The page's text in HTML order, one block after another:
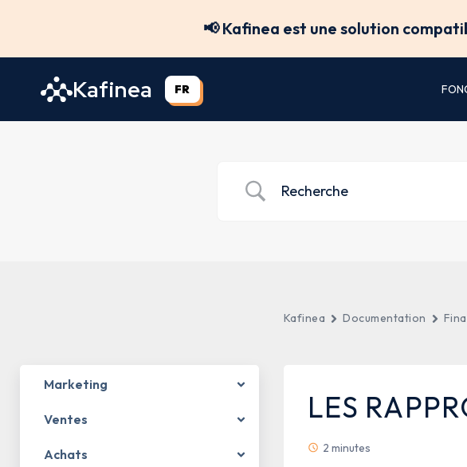
📢 Kafinea est une solution
Kafinea FR
Marketing
Ventes
Achats
Kafinea Documentation
LES
2 minutes